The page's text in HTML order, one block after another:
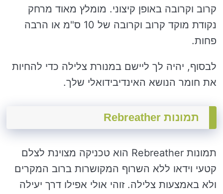
קרוב וקרובה באופן קיצוני. מומלץ מאוד מרחק
נקודת מוקד קרוב וקרובה של 10 ס"מ או הרבה
פחות.
לבסוף, יהיה לך ליישם במנורת צלילה כדי להחיות
את חומר הנושא האינדיבידואלי שלך.
תמונות Rebreather
תמונות Rebreather הוא טכניקה מצוינת לצלם
קטעי וידאו ללא השרוף המקושרות ברוב המקרים
ולא באמצעות צלילה. זוהי אולי אפילו דרך יעילה